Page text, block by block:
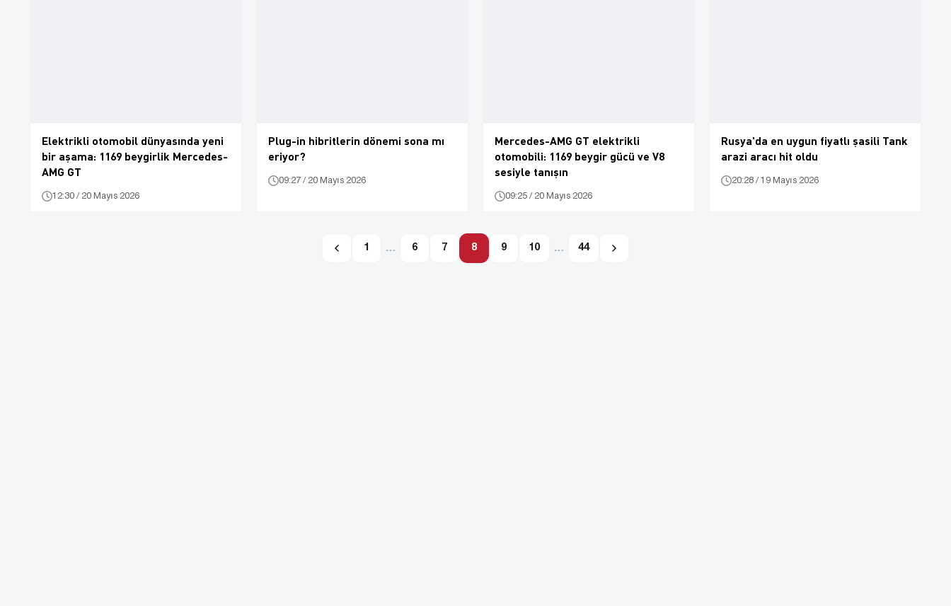
Elektrikli otomobil dünyasında yeni
bir aşama: 1169 beygirlik Mercedes-
AMG GT
12:30 / 20 Mayıs 2026
Plug-in hibritlerin dönemi sona mı
eriyor?
09:27 / 20 Mayıs 2026
Mercedes-AMG GT elektrikli
otomobili: 1169 beygir gücü ve V8
sesiyle tanışın
09:25 / 20 Mayıs 2026
Rusya'da en uygun fiyatlı şasili Tank
arazi aracı hit oldu
20:28 / 19 Mayıs 2026
1 … 6 7 8 9 10 … 44